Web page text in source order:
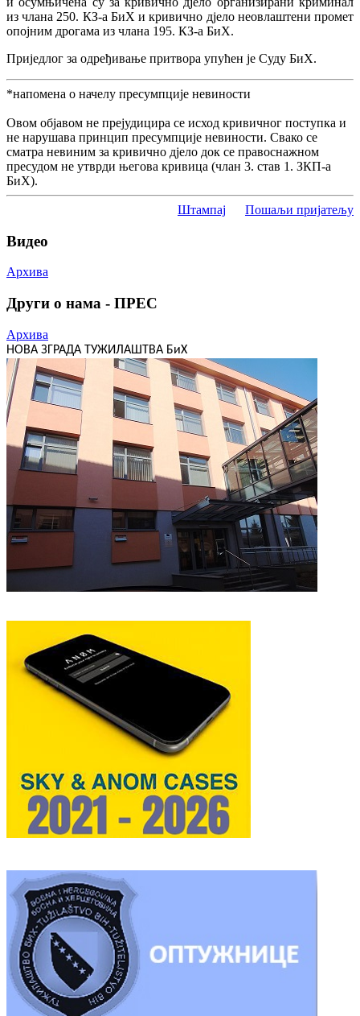
из члана 250. КЗ-a БиХ и кривично дјело неовлаштени промет
опојним дрогама из члана 195. КЗ-a БиХ.
Приједлог за одређивање притвора упућен је Суду БиХ.
*напомена о начелу пресумпције невиности
Овом објавом не прејудицира се исход кривичног поступка и
не нарушава принцип пресумпције невиности. Свако се
сматра невиним за кривично дјело док се правоснажном
пресудом не утврди његова кривица (члан 3. став 1. ЗКП-а
БиХ).
Штампај Пошаљи пријатељу
Видео
Архива
Други о нама - ПРЕС
Архива
НОВА ЗГРАДА ТУЖИЛАШТВА БиХ